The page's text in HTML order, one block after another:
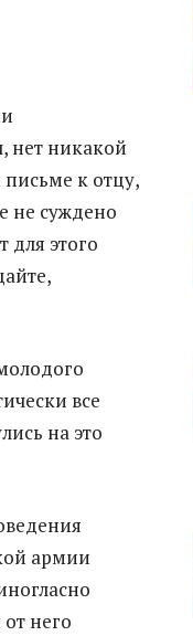
нет никакой
к отцу,
не суждено
этого
все
на это
армии
него